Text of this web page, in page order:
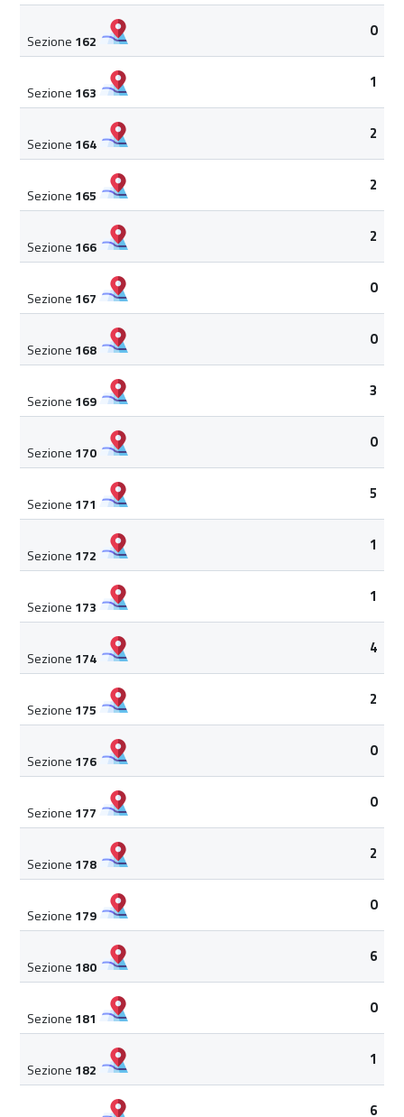
Sezione 162
0
Sezione 163
1
Sezione 164
2
Sezione 165
2
Sezione 166
2
Sezione 167
0
Sezione 168
0
Sezione 169
3
Sezione 170
0
Sezione 171
5
Sezione 172
1
Sezione 173
1
Sezione 174
4
Sezione 175
2
Sezione 176
0
Sezione 177
0
Sezione 178
2
Sezione 179
0
Sezione 180
6
Sezione 181
0
Sezione 182
1
6